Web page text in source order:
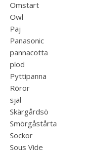
Omstart
Owl
Paj
Panasonic
pannacotta
plod
Pyttipanna
Röror
sjal
Skärgårdsö
Smörgåstårta
Sockor
Sous Vide